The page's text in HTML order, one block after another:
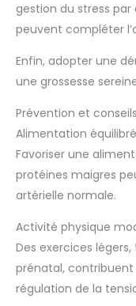
gestion du stress
peuvent compléter
Enfin, adopter une
une grossesse
Prévention et
Alimentation
Favoriser une
protéines maigres
artérielle normale.
Activité physique
Des exercices
prénatal,
régulation de la